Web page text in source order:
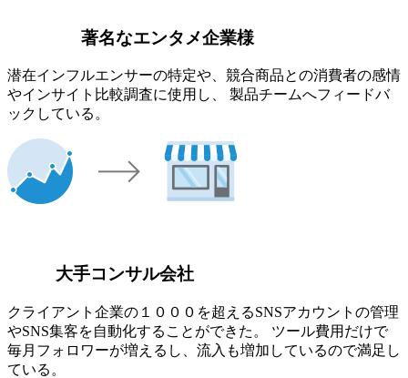
著名なエンタメ企業様
潜在インフルエンサーの特定や、競合商品との消費者の感情
やインサイト比較調査に使用し、 製品チームへフィードバ
ックしている。
大手コンサル会社
クライアント企業の１０００を超えるSNSアカウントの管理
やSNS集客を自動化することができた。 ツール費用だけで
毎月フォロワーが増えるし、流入も増加しているので満足し
ている。